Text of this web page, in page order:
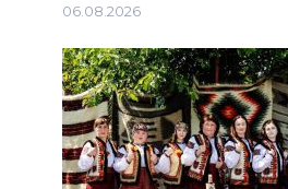
06.08.2026